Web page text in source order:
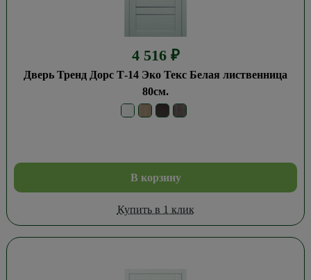
4 516 ₽
Дверь Тренд Дорс Т-14 Эко Текс Белая лиственница
80см.
В корзину
Купить в 1 клик